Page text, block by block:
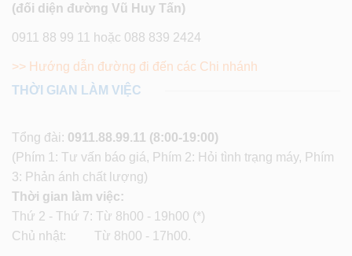
(đối diện đường Vũ Huy Tấn)
0911 88 99 11 hoặc 088 839 2424
>> Hướng dẫn đường đi đến các Chi nhánh
THỜI GIAN LÀM VIỆC
Tổng đài: 0911.88.99.11 (8:00-19:00)
(Phím 1: Tư vấn báo giá, Phím 2: Hỏi tình trạng máy, Phím
3: Phản ánh chất lượng)
Thời gian làm việc:
Thứ 2 - Thứ 7: Từ 8h00 - 19h00 (*)
Chủ nhật: Từ 8h00 - 17h00.